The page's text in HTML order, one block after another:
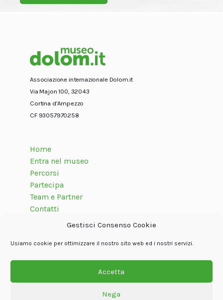
Gestisci Consenso Cookie
Usiamo cookie per ottimizzare il nostro sito web ed i nostri servizi.
Accetta
Nega
Associazione internazionale Dolom.it
Via Majon 100, 32043
Cortina d’Ampezzo
CF 93057970258
Home
Entra nel museo
Percorsi
Partecipa
Team e Partner
Contatti
Seguici su
© Associazione internazionale Dolom.it